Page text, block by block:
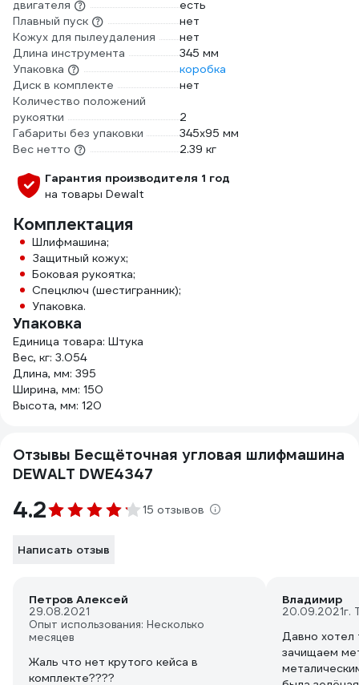
двигателя
есть
Плавный пуск
нет
Кожух для пылеудаления
нет
Длина инструмента
345 мм
Упаковка
коробка
Диск в комплекте
нет
Количество положений
рукоятки
2
Габариты без упаковки
345х95 мм
Вес нетто
2.39 кг
Гарантия производителя 1 год
на товары Dewalt
Комплектация
Шлифмашина;
Защитный кожух;
Боковая рукоятка;
Спецключ (шестигранник);
Упаковка.
Упаковка
Единица товара: Штука
Вес, кг: 3.054
Длина, мм: 395
Ширина, мм: 150
Высота, мм: 120
Отзывы Бесщёточная угловая шлифмашина
DEWALT DWE4347
4.2 15 отзывов
Написать отзыв
Петров Алексей
29.08.2021
Опыт использования: Несколько
месяцев
Жаль что нет крутого кейса в
комплекте????
Владимир
20.09.2021г.
Давно хотел
зачищаем